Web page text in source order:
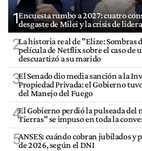
1Encuesta rumbo a 2027: cuatro
desgaste de Milei y la crisis de
2La historia real de "Elize: Sombras
película de Netflix sobre el caso de
descuartizó a su marido
3El Senado dio media sanción a la
Propiedad Privada: el Gobierno
del Manejo del Fuego
4El Gobierno perdió la pulseada del
Tierras" se impuso en toda la
5ANSES: cuándo cobran jubilados y
de 2026, según el DNI